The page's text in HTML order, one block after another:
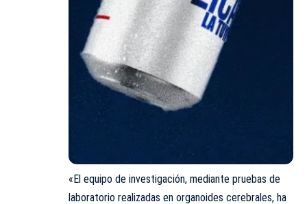
«El equipo de investigación, mediante pruebas de
laboratorio realizadas en organoides cerebrales, ha